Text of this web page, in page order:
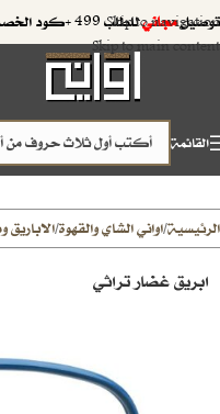
Skip to navigation
Skip to main content
توصيلمجانيللطلب 499 +كود الخصم N9
القائمة
الرئيسية/اواني الشاي والقهوة/الاباريق
ابريق غضار تراثي